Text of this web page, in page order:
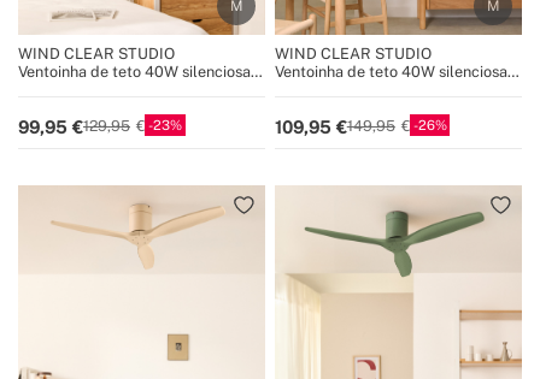
WIND CLEAR STUDIO
Ventoinha de teto 40W silenciosa
99,95 129,95 23
WIND CLEAR STUDIO
Ventoinha de teto 40W silenciosa
109,95 149,95 26